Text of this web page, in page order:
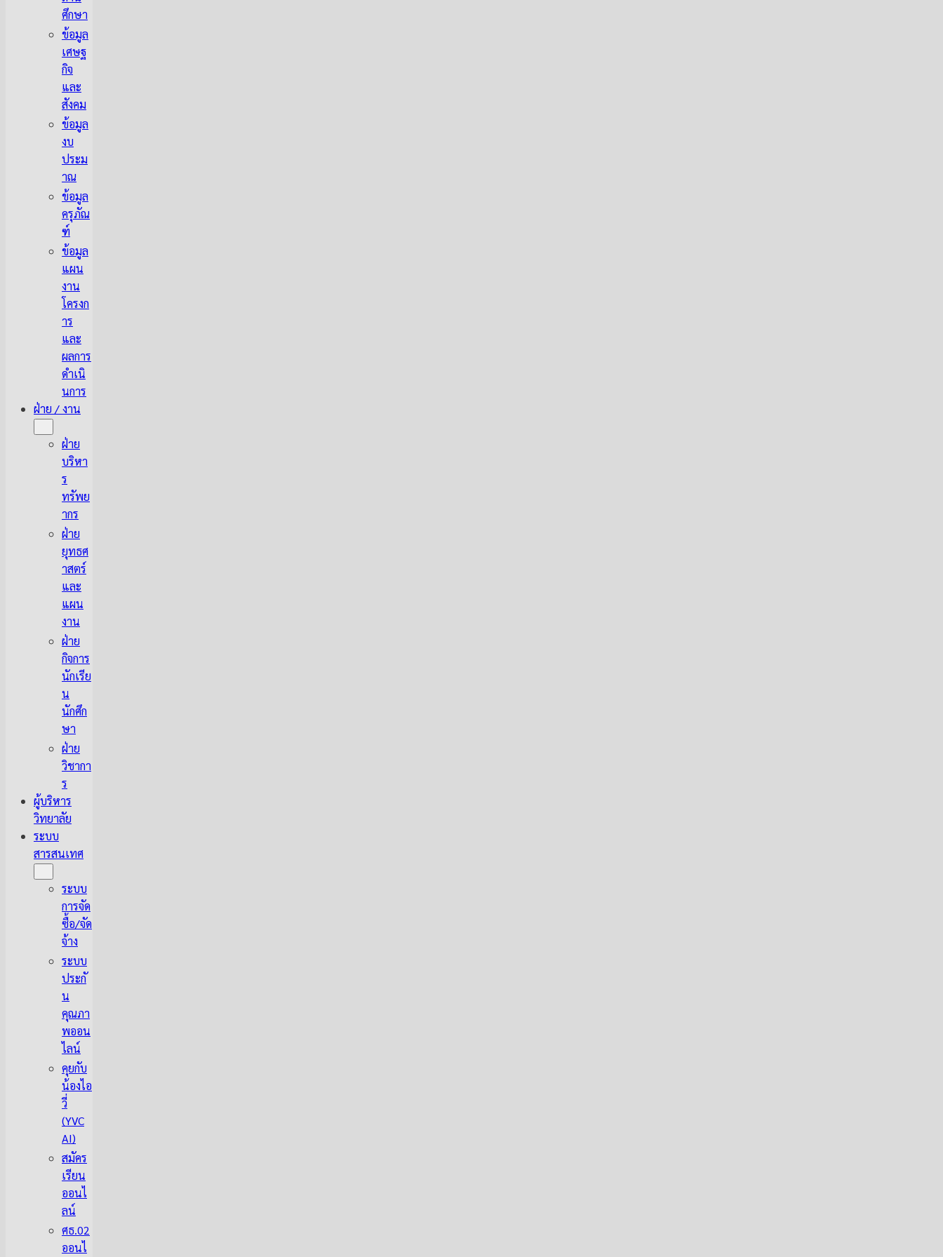
ศึกษา
ข้อมูล
เศษฐ
กิจ
และ
สังคม
ข้อมูล
งบ
ประม
าณ
ข้อมูล
ครุภัณ
ฑ์
ข้อมูล
แผน
งาน
โครงก
าร
และ
ผลการ
ดำเนิ
นการ
ฝ่าย / งาน
ฝ่าย
บริหา
ร
ทรัพย
ากร
ฝ่าย
ยุทธศ
าสตร์
และ
แผน
งาน
ฝ่าย
กิจการ
นักเรีย
น
นักศึก
ษา
ฝ่าย
วิชากา
ร
ผู้บริหาร
วิทยาลัย
ระบบ
สารสนเทศ
ระบบ
การจัด
ซื้อ/จัด
จ้าง
ระบบ
ประกั
น
คุณภา
พออน
ไลน์
คุยกับ
น้องไอ
วี่
(YVC
AI)
สมัคร
เรียน
ออนไ
ลน์
ศธ.02
ออนไ